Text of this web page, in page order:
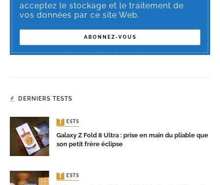
acceptez le stockage et le traitement de
vos données par ce site Web.
DERNIERS TESTS
TESTS
Galaxy Z Fold 8 Ultra : prise en main du pliable que
son petit frère éclipse
TESTS